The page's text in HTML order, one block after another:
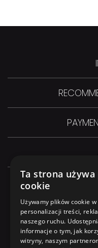
GLIWICKA 3
+48
Ta strona
cookie
Używamy plików cookie w
personalizacji treści,
naszego ruchu.
informacje o tym, jak
witryny, naszym